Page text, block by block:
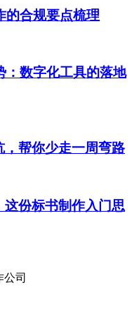
的合规要点梳理
：数字化工具的落地
帮你少走一周弯路
份标书制作入门思
司